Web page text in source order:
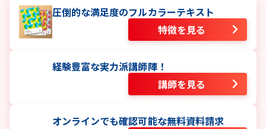
圧倒的な満足度のフルカラーテキスト
特徴を見る
経験豊富な実力派講師陣！
講師を見る
オンラインでも確認可能な無料資料請求